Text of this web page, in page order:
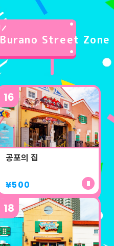
Burano Street Zone
공포의 집
¥500
16
18